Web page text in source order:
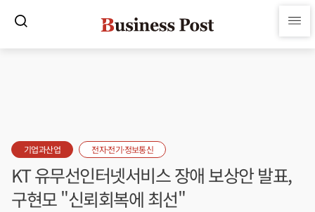
기업과산업 전자·전기·정보통신
KT 유무선인터넷서비스 장애 보상안 발표,
구현모 "신뢰회복에 최선"